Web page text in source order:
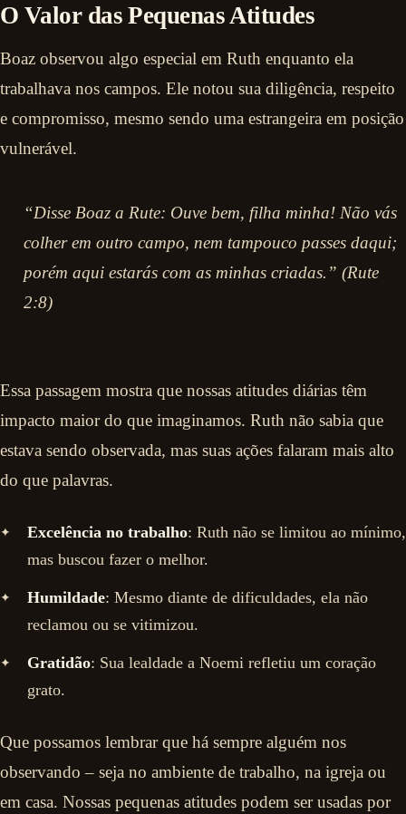
O Valor das Pequenas Atitudes
Boaz observou algo especial em Ruth enquanto ela
trabalhava nos campos. Ele notou sua diligência, respeito
e compromisso, mesmo sendo uma estrangeira em posição
vulnerável.
“Disse Boaz a Rute: Ouve bem, filha minha! Não vás
colher em outro campo, nem tampouco passes daqui;
porém aqui estarás com as minhas criadas.” (Rute
2:8)
Essa passagem mostra que nossas atitudes diárias têm
impacto maior do que imaginamos. Ruth não sabia que
estava sendo observada, mas suas ações falaram mais alto
do que palavras.
Excelência no trabalho: Ruth não se limitou ao mínimo,
mas buscou fazer o melhor.
Humildade: Mesmo diante de dificuldades, ela não
reclamou ou se vitimizou.
Gratidão: Sua lealdade a Noemi refletiu um coração
grato.
Que possamos lembrar que há sempre alguém nos
observando – seja no ambiente de trabalho, na igreja ou
em casa. Nossas pequenas atitudes podem ser usadas por